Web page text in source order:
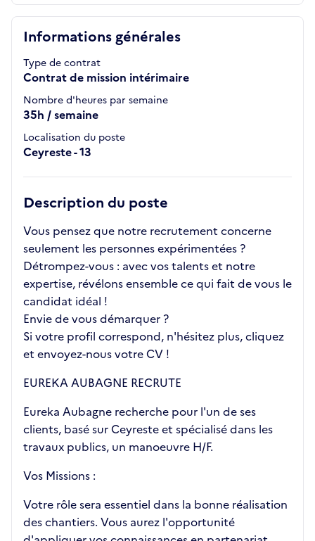
Informations générales
Type de contrat
Contrat de mission intérimaire
Nombre d'heures par semaine
35h / semaine
Localisation du poste
Ceyreste - 13
Description du poste
Vous pensez que notre recrutement concerne
seulement les personnes expérimentées ?
Détrompez-vous : avec vos talents et notre
expertise, révélons ensemble ce qui fait de vous le
candidat idéal !
Envie de vous démarquer ?
Si votre profil correspond, n'hésitez plus, cliquez
et envoyez-nous votre CV !
EUREKA AUBAGNE RECRUTE
Eureka Aubagne recherche pour l'un de ses
clients, basé sur Ceyreste et spécialisé dans les
travaux publics, un manoeuvre H/F.
Vos Missions :
Votre rôle sera essentiel dans la bonne réalisation
des chantiers. Vous aurez l'opportunité